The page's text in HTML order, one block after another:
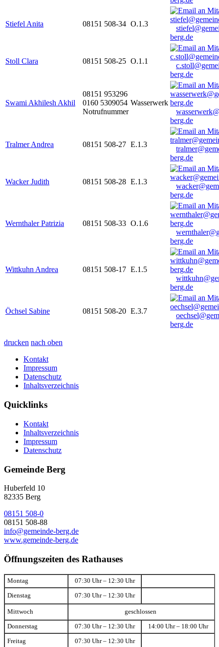
Stiefel Anita 08151 508-34 O.1.3
berg.de
Stoll Clara 08151 508-25 O.1.1
berg.de
Swami Akhilesh Akhil
08151 953296
0160 5309054
Notrufnummer
Wasserwerk
berg.de
Tralmer Andrea 08151 508-27 E.1.3
berg.de
Wacker Judith 08151 508-28 E.1.3
berg.de
Wernthaler Patrizia 08151 508-33 O.1.6
berg.de
Wittkuhn Andrea 08151 508-17 E.1.5
berg.de
Öchsel Sabine 08151 508-20 E.3.7
berg.de
drucken nach oben
Kontakt
Impressum
Datenschutz
Inhaltsverzeichnis
Quicklinks
Kontakt
Inhaltsverzeichnis
Impressum
Datenschutz
Gemeinde Berg
Huberfeld 10
82335 Berg
08151 508-0
08151 508-88
info@gemeinde-berg.de
www.gemeinde-berg.de
Öffnungszeiten des Rathauses
Montag 07:30 Uhr – 12:30 Uhr
Dienstag 07:30 Uhr – 12:30 Uhr
Mittwoch geschlossen
Donnerstag 07:30 Uhr – 12:30 Uhr 14:00 Uhr – 18:00 Uhr
Freitag 07:30 Uhr – 12:30 Uhr